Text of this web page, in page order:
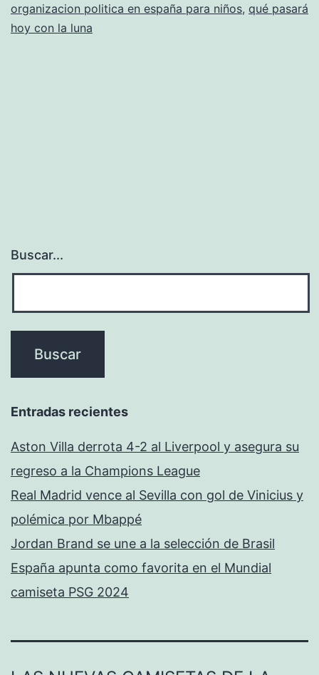
celtics
NBA
organizacion politica en españa para niños, qué pasará
hoy con la luna
Buscar...
Entradas recientes
Aston Villa derrota 4-2 al Liverpool y asegura su
regreso a la Champions League
Real Madrid vence al Sevilla con gol de Vinicius y
polémica por Mbappé
Jordan Brand se une a la selección de Brasil
España apunta como favorita en el Mundial
camiseta PSG 2024